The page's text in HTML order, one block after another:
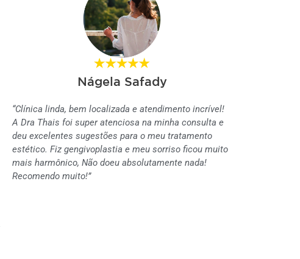
Nágela Safady
“Clínica linda, bem localizada e atendimento incrível!
A Dra Thais foi super atenciosa na minha consulta e
deu excelentes sugestões para o meu tratamento
estético. Fiz gengivoplastia e meu sorriso ficou muito
mais harmônico, Não doeu absolutamente nada!
Recomendo muito!”